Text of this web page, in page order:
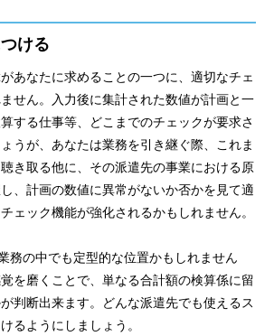
ける
あなたに求めることの一つに、適切なチェ
せん。入力後に集計された数値が計画と一
する仕事等、どこまでのチェックが要求さ
うが、あなたは業務を引き継ぐ際、これま
き取る他に、その派遣先の事業における原
、計画の数値に異常がないか否かを見て適
ェック機能が強化されるかもしれません。
務の中でも定型的な位置かもしれません
を磨くことで、単なる合計額の検算係に留
判断出来ます。どんな派遣先でも使えるス
るようにしましょう。